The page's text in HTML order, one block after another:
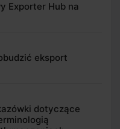
Exporter Hub na
eksport
dotyczące